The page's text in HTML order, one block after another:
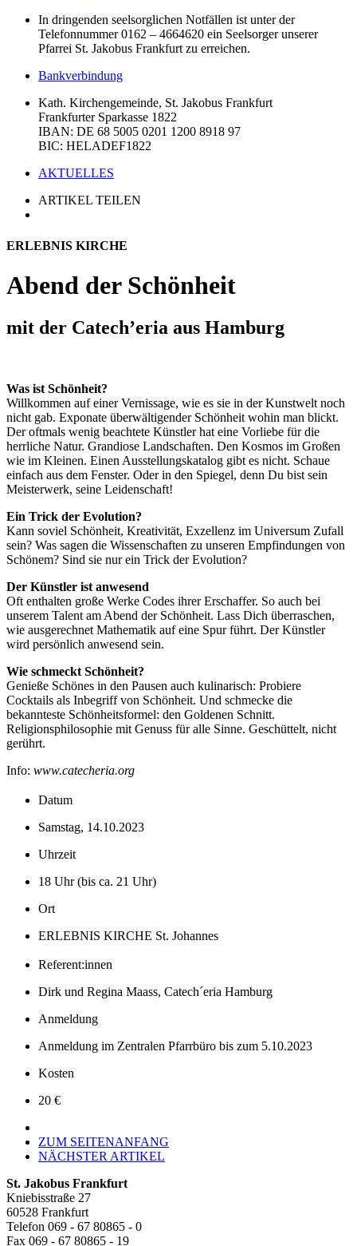
In dringenden seelsorglichen Notfällen ist unter der
Telefonnummer 0162 – 4664620 ein Seelsorger unserer
Pfarrei St. Jakobus Frankfurt zu erreichen.
Bankverbindung
Kath. Kirchengemeinde, St. Jakobus Frankfurt
Frankfurter Sparkasse 1822
IBAN: DE 68 5005 0201 1200 8918 97
BIC: HELADEF1822
AKTUELLES
ARTIKEL TEILEN
ERLEBNIS KIRCHE
Abend der Schönheit
mit der Catech’eria aus Hamburg
Was ist Schönheit?
Willkommen auf einer Vernissage, wie es sie in der Kunstwelt noch
nicht gab. Exponate überwältigender Schönheit wohin man blickt.
Der oftmals wenig beachtete Künstler hat eine Vorliebe für die
herrliche Natur. Grandiose Landschaften. Den Kosmos im Großen
wie im Kleinen. Einen Ausstellungskatalog gibt es nicht. Schaue
einfach aus dem Fenster. Oder in den Spiegel, denn Du bist sein
Meisterwerk, seine Leidenschaft!
Ein Trick der Evolution?
Kann soviel Schönheit, Kreativität, Exzellenz im Universum Zufall
sein? Was sagen die Wissenschaften zu unseren Empfindungen von
Schönem? Sind sie nur ein Trick der Evolution?
Der Künstler ist anwesend
Oft enthalten große Werke Codes ihrer Erschaffer. So auch bei
unserem Talent am Abend der Schönheit. Lass Dich überraschen,
wie ausgerechnet Mathematik auf eine Spur führt. Der Künstler
wird persönlich anwesend sein.
Wie schmeckt Schönheit?
Genieße Schönes in den Pausen auch kulinarisch: Probiere
Cocktails als Inbegriff von Schönheit. Und schmecke die
bekannteste Schönheitsformel: den Goldenen Schnitt.
Religionsphilosophie mit Genuss für alle Sinne. Geschüttelt, nicht
gerührt.
Info: www.catecheria.org
Datum
Samstag, 14.10.2023
Uhrzeit
18 Uhr (bis ca. 21 Uhr)
Ort
ERLEBNIS KIRCHE St. Johannes
Referent:innen
Dirk und Regina Maass, Catech´eria Hamburg
Anmeldung
Anmeldung im Zentralen Pfarrbüro bis zum 5.10.2023
Kosten
20 €
ZUM SEITENANFANG
NÄCHSTER ARTIKEL
St. Jakobus Frankfurt
Kniebisstraße 27
60528 Frankfurt
Telefon 069 - 67 80865 - 0
Fax 069 - 67 80865 - 19